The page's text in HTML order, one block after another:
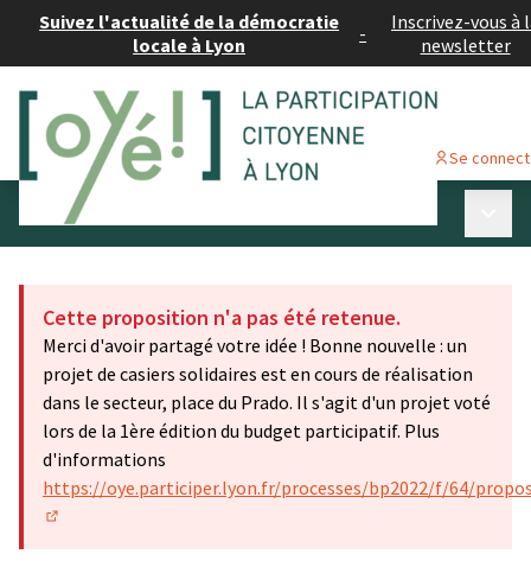
Suivez l'actualité de la démocratie
locale à Lyon
-
Inscrivez-vous à
newsletter
Se
Budget participatif #2
Cette proposition n'a pas été retenue.
Merci d'avoir partagé votre idée ! Bonne nouvelle : un
projet de casiers solidaires est en cours de réalisation
dans le secteur, place du Prado. Il s'agit d'un projet voté
lors de la 1ère édition du budget participatif. Plus
d'informations
https://oye.participer.lyon.fr/processes/bp2022/f/64/